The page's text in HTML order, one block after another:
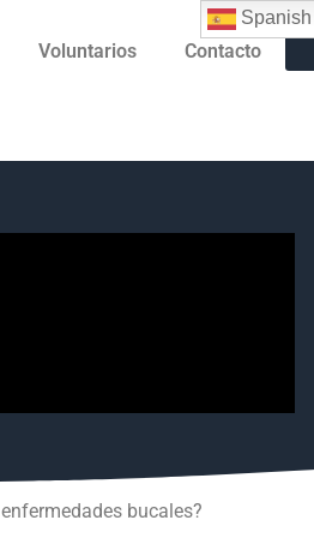
Voluntarios Contacto
bucales?
Spanish